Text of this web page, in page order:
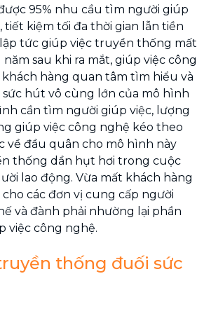
95% nhu cầu tìm người giúp
kiệm tối đa thời gian lẫn tiền
tức giúp việc truyền thống mất
sau khi ra mắt, giúp việc công
hàng quan tâm tìm hiểu và
hút vô cùng lớn của mô hình
cần tìm người giúp việc, lượng
giúp việc công nghệ kéo theo
về đầu quân cho mô hình này
thống dần hụt hơi trong cuộc
lao động. Vừa mất khách hàng
các đơn vị cung cấp người
và đành phải nhường lại phần
việc công nghệ.
thống đuối sức